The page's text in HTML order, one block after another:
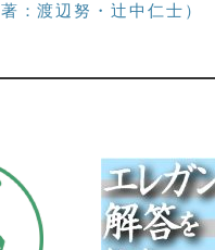
：渡辺努・辻中仁士）